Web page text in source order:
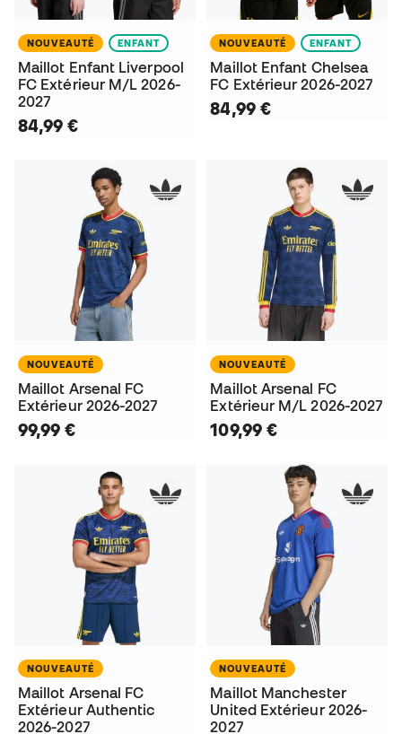
NOUVEAUTÉ ENFANT
Maillot Enfant Liverpool
FC Extérieur M/L 2026-
2027
84,99 €
NOUVEAUTÉ ENFANT
Maillot Enfant Chelsea
FC Extérieur 2026-2027
84,99 €
NOUVEAUTÉ
Maillot Arsenal FC
Extérieur 2026-2027
99,99 €
NOUVEAUTÉ
Maillot Arsenal FC
Extérieur M/L 2026-2027
109,99 €
NOUVEAUTÉ
Maillot Arsenal FC
Extérieur Authentic
2026-2027
NOUVEAUTÉ
Maillot Manchester
United Extérieur 2026-
2027